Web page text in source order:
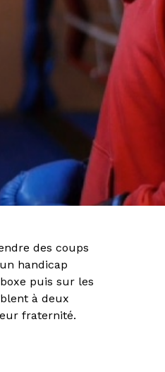
des coups
handicap
puis sur les
à deux
fraternité.